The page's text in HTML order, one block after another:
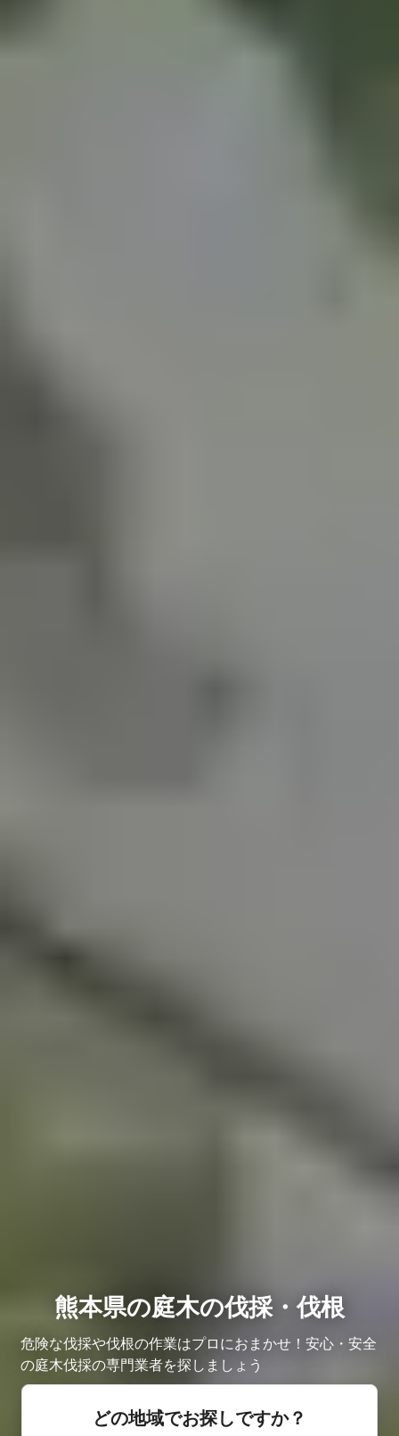
熊本県の庭木の伐採・伐根
危険な伐採や伐根の作業はプロにおまかせ！安心・安全
の庭木伐採の専門業者を探しましょう
どの地域でお探しですか？